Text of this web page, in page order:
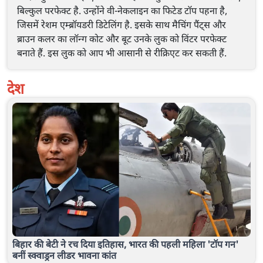
बिल्कुल परफेक्ट है. उन्होंने वी-नेकलाइन का फिटेड टॉप पहना है,
जिसमें रेशम एम्ब्रॉयडरी डिटेलिंग है. इसके साथ मैचिंग पैंट्स और
ब्राउन कलर का लॉन्ग कोट और बूट उनके लुक को विंटर परफेक्ट
बनाते हैं. इस लुक को आप भी आसानी से रीक्रिएट कर सकती हैं.
देश
बिहार की बेटी ने रच दिया इतिहास, भारत की पहली महिला 'टॉप गन'
बनीं स्क्वाड्रन लीडर भावना कांत